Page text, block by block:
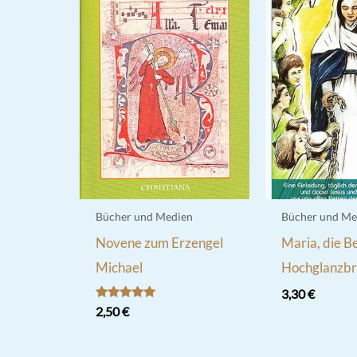
Bücher und Medien
Novene zum Erzengel
Michael
Bewertet
mit
2,50€
Bücher und
Maria, die
3,30€